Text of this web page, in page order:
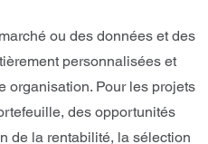
ou des données et des
personnalisées et
organisation. Pour les projets
des opportunités
de la rentabilité, la sélection